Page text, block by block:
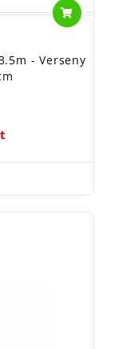
- Verseny